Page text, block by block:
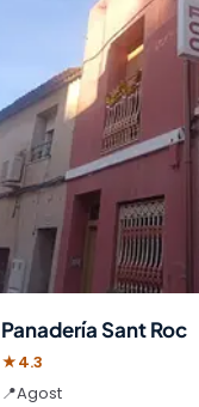
Panadería Sant Roc
★4.3
📍Agost